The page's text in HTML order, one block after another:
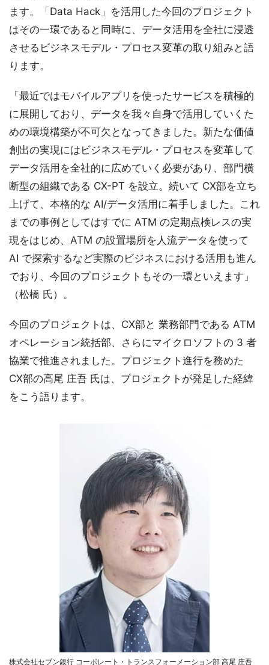
ます。「Data Hack」を活用した今回のプロジェクト
はその一環であると同時に、データ活用を全社に浸透
させるビジネスモデル・プロセス変革の取り組みと語
ります。
「最近ではモバイルアプリを使ったサービスを積極的
に展開しており、データを我々自身で活用していくた
めの環境構築が不可欠となってきました。新たな価値
創出の実現にはビジネスモデル・プロセスを変革して
データ活用を全社的に広めていく必要があり、部門横
断型の組織である CX-PT を設立。続いて CX部を立ち
上げて、本格的な AI/データ活用に着手しました。これ
までの事例としてはすでに ATM の定期点検レスの実
現をはじめ、ATM の設置場所を人流データを使って
AI で探索するなど実際のビジネスにおける活用も進ん
でおり、今回のプロジェクトもその一環といえます」
（松橋 氏）。
今回のプロジェクトは、CX部と 業務部門である ATM
オペレーション統括部、さらにマイクロソフトの 3 者
協業で推進されました。プロジェクト進行を務めた
CX部の高尾 庄吾 氏は、プロジェクトが発足した経緯
をこう語ります。
株式会社セブン銀行 コーポレート・トランスフォーメーション部 高尾 庄吾